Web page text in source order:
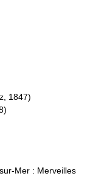
1847)
Mer : Merveilles